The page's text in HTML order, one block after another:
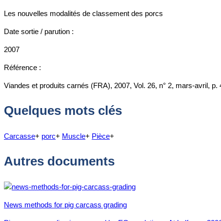
Les nouvelles modalités de classement des porcs
Date sortie / parution :
2007
Référence :
Viandes et produits carnés (FRA), 2007, Vol. 26, n° 2, mars-avril, p.
Quelques mots clés
Carcasse+ porc+ Muscle+ Pièce+
Autres documents
News methods for pig carcass grading